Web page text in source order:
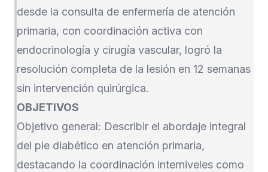
desde la consulta de enfermería de atención
primaria, con coordinación activa con
endocrinología y cirugía vascular, logró la
resolución completa de la lesión en 12 semanas
sin intervención quirúrgica.
OBJETIVOS
Objetivo general: Describir el abordaje integral
del pie diabético en atención primaria,
destacando la coordinación interniveles como